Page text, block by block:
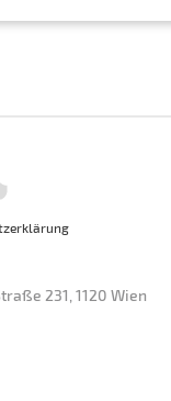
231, 1120 Wien